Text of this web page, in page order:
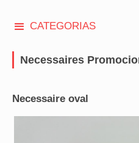
CATEGORIAS
Necessaires
Necessaire oval